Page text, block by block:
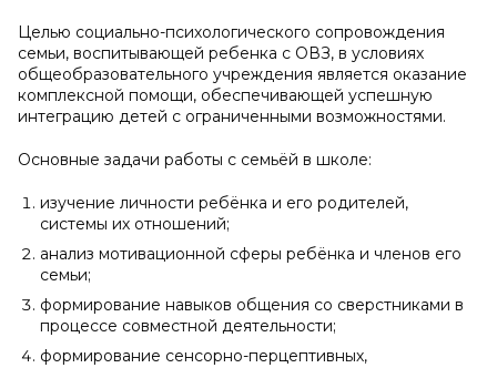
Целью социально-психологического сопровождения
семьи, воспитывающей ребенка с ОВЗ, в условиях
общеобразовательного учреждения является оказание
комплексной помощи, обеспечивающей успешную
интеграцию детей с ограниченными возможностями.
Основные задачи работы с семьёй в школе:
изучение личности ребёнка и его родителей,
системы их отношений;
анализ мотивационной сферы ребёнка и членов его
семьи;
формирование навыков общения со сверстниками в
процессе совместной деятельности;
формирование сенсорно-перцептивных,